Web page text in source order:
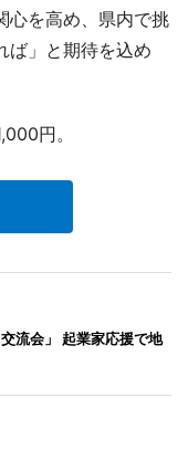
心を高め、県内で挑
ば」と期待を込め
円。
流会」 起業家応援で地